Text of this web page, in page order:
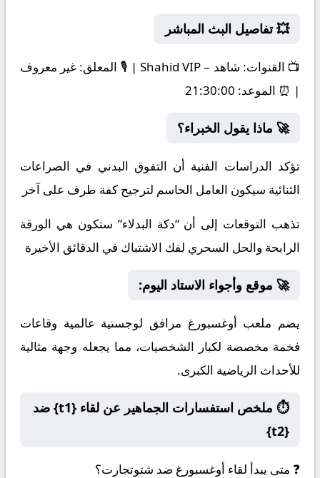
💥 تفاصيل البث المباشر
📺 القنوات: شاهد – Shahid VIP | 🎙️ المعلق: غير معروف
| ⏰ الموعد:
🚀 ماذا يقول الخبراء؟
تؤكد الدراسات الفنية أن التفوق البدني في الصراعات
الثنائية سيكون العامل الحاسم لترجيح كفة طرف على آخر
تذهب التوقعات إلى أن “دكة البدلاء” ستكون هي الورقة
الرابحة والحل السحري لفك الاشتباك في الدقائق الأخيرة
🚀 موقع وأجواء الاستاد اليوم:
يضم ملعب أوغسبورغ مرافق لوجستية عالمية وقاعات
فخمة مخصصة لكبار الشخصيات، مما يجعله وجهة مثالية
للأحداث الرياضية الكبرى.
⏱️ ملخص استفسارات الجماهير عن لقاء {t1} ضد
{t2}
❓ متى يبدأ لقاء أوغسبورغ ضد شتوتجارت؟